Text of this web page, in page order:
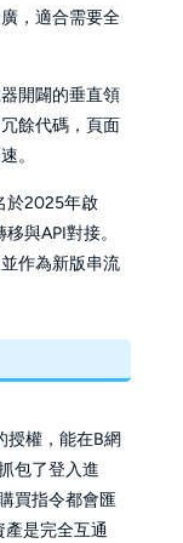
，適合需要全
開闢的垂直領
餘代碼，頁面
。
於2025年啟
與API對接。
作為新版串流
授權，能在B網
包了登入進
買指令都會匯
是完全互通